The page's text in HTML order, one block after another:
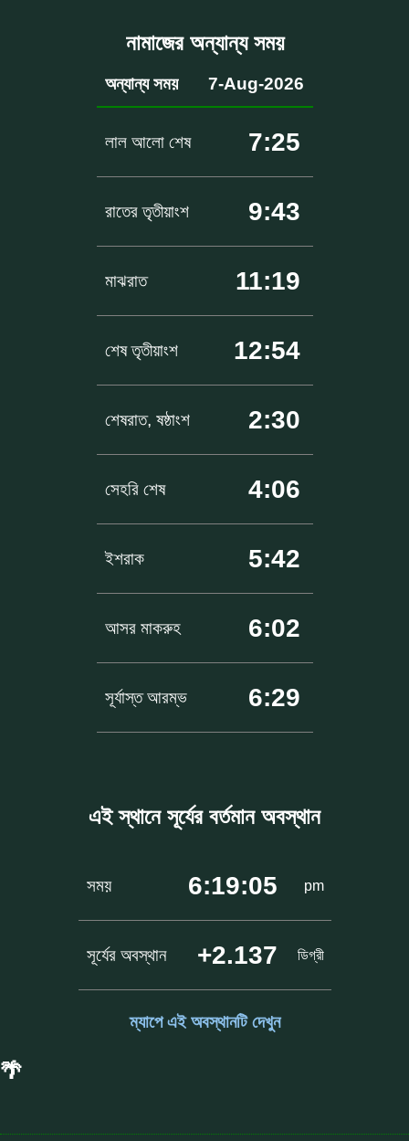
নামাজের অন্যান্য সময়
অন্যান্য সময় 7-Aug-2026
লাল আলো শেষ 7:25
রাতের তৃতীয়াংশ 9:43
মাঝরাত 11:19
শেষ তৃতীয়াংশ 12:54
শেষরাত, ষষ্ঠাংশ 2:30
সেহরি শেষ 4:06
ইশরাক 5:42
আসর মাকরুহ 6:02
সূর্যাস্ত আরম্ভ 6:29
এই স্থানে সূর্যের বর্তমান অবস্থান
সময় 6:19:05 pm
সূর্যের অবস্থান +2.137 ডিগ্রী
ম্যাপে এই অবস্থানটি দেখুন
🌴